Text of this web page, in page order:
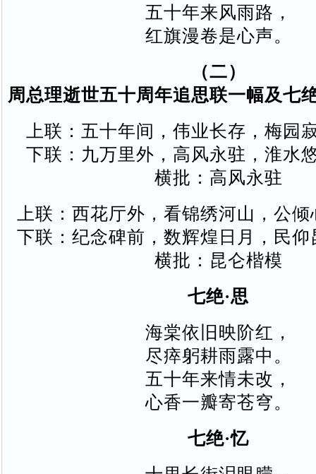
五十年来风雨路，
红旗漫卷是心声。
（二）
周总理逝世五十周年追思联一幅及七
上联：五十年间，伟业长存，梅园
下联：九万里外，高风永驻，淮水
横批：高风永驻
上联：西花厅外，看锦绣河山，公
下联：纪念碑前，数辉煌日月，民
横批：昆仑楷模
七绝·思
海棠依旧映阶红，
尽瘁躬耕雨露中。
五十年来情未改，
心香一瓣寄苍穹。
七绝·忆